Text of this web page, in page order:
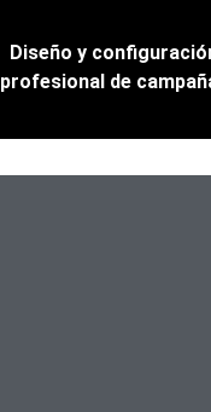
Diseño y
profesional de